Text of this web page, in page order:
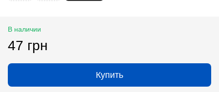
В наличии
47 грн
Купить